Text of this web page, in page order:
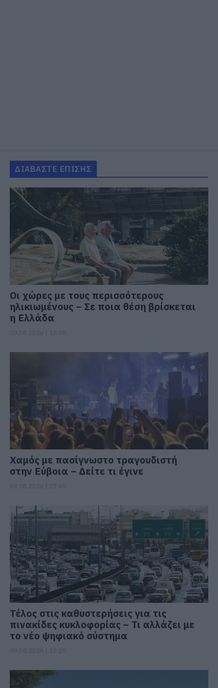
ΔΙΑΒΑΣΤΕ ΕΠΙΣΗΣ
Οι χώρες με τους περισσότερους
ηλικιωμένους – Σε ποια θέση βρίσκεται
η Ελλάδα
Χαμός με πασίγνωστο τραγουδιστή
στην Εύβοια – Δείτε τι έγινε
Τέλος στις καθυστερήσεις για τις
πινακίδες κυκλοφορίας – Τι αλλάζει με
το νέο ψηφιακό σύστημα